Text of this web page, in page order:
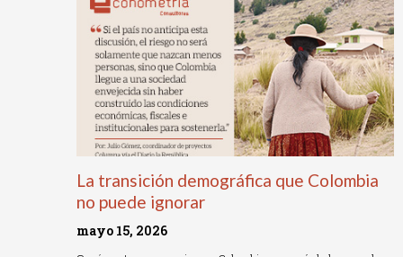
La transición demográfica que Colombia
no puede ignorar
mayo 15, 2026